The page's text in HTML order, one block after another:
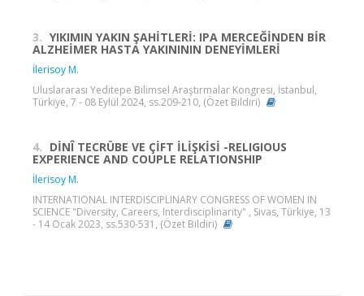
3. YIKIMIN YAKIN ŞAHİTLERİ: IPA MERCEĞİNDEN BİR
ALZHEİMER HASTA YAKINININ DENEYİMLERİ
İlerisoy M.
Uluslararası Yeditepe Bilimsel Araştırmalar Kongresi, İstanbul,
Türkiye, 7 - 08 Eylül 2024, ss.209-210, (Özet Bildiri)
4. DİNÎ TECRÜBE VE ÇİFT İLİŞKİSİ -RELIGIOUS
EXPERIENCE AND COUPLE RELATIONSHIP
İlerisoy M.
INTERNATIONAL INTERDISCIPLINARY CONGRESS OF WOMEN IN
SCIENCE "Diversity, Careers, Interdisciplinarity" , Sivas, Türkiye, 13
- 14 Ocak 2023, ss.530-531, (Özet Bildiri)